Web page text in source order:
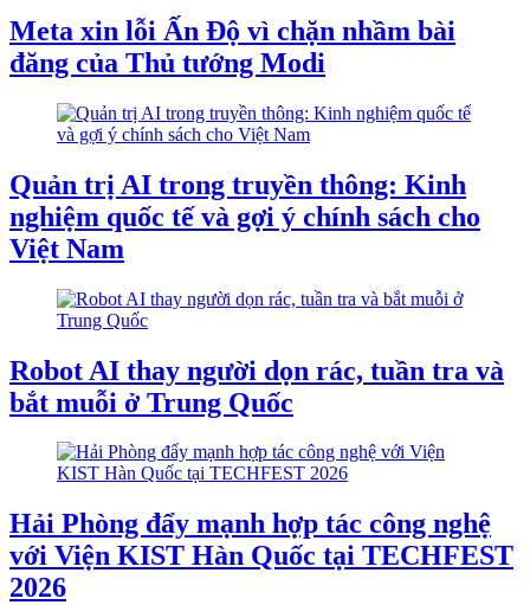
Meta xin lỗi Ấn Độ vì chặn nhầm bài
đăng của Thủ tướng Modi
Quản trị AI trong truyền thông: Kinh
nghiệm quốc tế và gợi ý chính sách cho
Việt Nam
Robot AI thay người dọn rác, tuần tra và
bắt muỗi ở Trung Quốc
Hải Phòng đẩy mạnh hợp tác công nghệ
với Viện KIST Hàn Quốc tại TECHFEST
2026